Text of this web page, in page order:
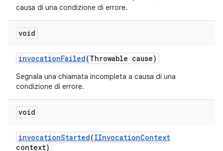
causa di una condizione di errore.
void
invocationFailed(Throwable cause)
Segnala una chiamata incompleta a causa di una
condizione di errore.
void
invocationStarted(IInvocationContext
context)